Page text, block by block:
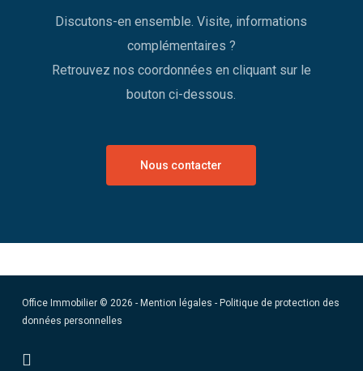
Discutons-en ensemble. Visite, informations
complémentaires ?
Retrouvez nos coordonnées en cliquant sur le
bouton ci-dessous.
Nous contacter
Office Immobilier © 2026 - Mention légales - Politique de protection des
données personnelles
facebook